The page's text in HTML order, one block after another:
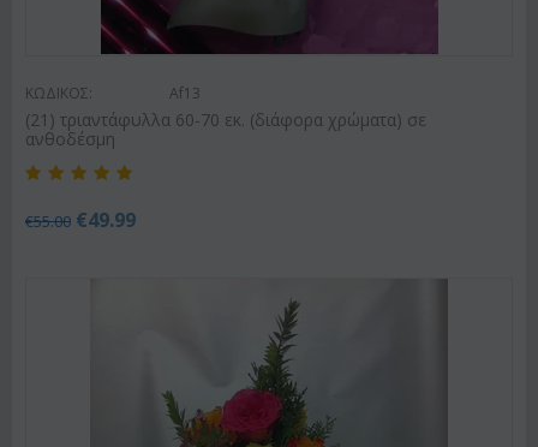
ΚΩΔΙΚΟΣ: Af13
(21) τριαντάφυλλα 60-70 εκ. (διάφορα χρώματα) σε
ανθοδέσμη
€55.00 €49.99